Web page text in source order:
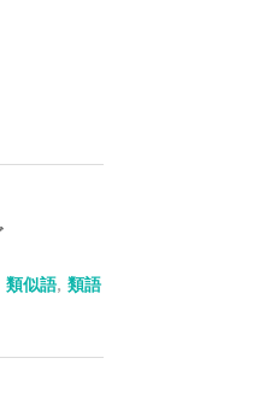
類似語, 類語